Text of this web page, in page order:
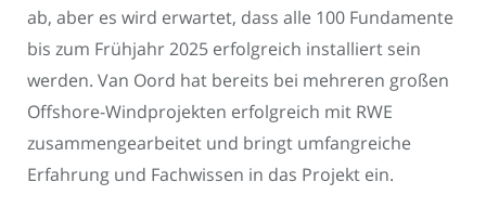
ab, aber es wird erwartet, dass alle 100 Fundamente
bis zum Frühjahr 2025 erfolgreich installiert sein
werden. Van Oord hat bereits bei mehreren großen
Offshore-Windprojekten erfolgreich mit RWE
zusammengearbeitet und bringt umfangreiche
Erfahrung und Fachwissen in das Projekt ein.